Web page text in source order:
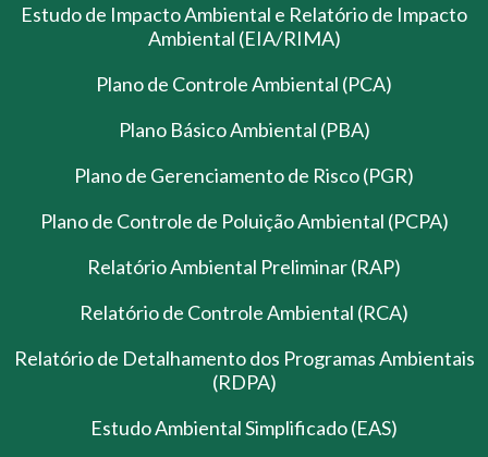
Estudo de Impacto Ambiental e Relatório de Impacto
Ambiental (EIA/RIMA)
Plano de Controle Ambiental (PCA)
Plano Básico Ambiental (PBA)
Plano de Gerenciamento de Risco (PGR)
Plano de Controle de Poluição Ambiental (PCPA)
Relatório Ambiental Preliminar (RAP)
Relatório de Controle Ambiental (RCA)
Relatório de Detalhamento dos Programas Ambientais
(RDPA)
Estudo Ambiental Simplificado (EAS)